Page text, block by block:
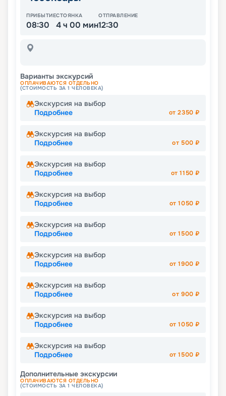
ПРИБЫТИЕ
08:30
СТОЯНКА
4 ч 00 мин
ОТПРАВЛЕНИЕ
12:30
Варианты экскурсий
ОПЛАЧИВАЮТСЯ ОТДЕЛЬНО
(СТОИМОСТЬ ЗА 1 ЧЕЛОВЕКА)
Экскурсия на выбор
Подробнее
от2350 ₽
Экскурсия на выбор
Подробнее
от 500 ₽
Экскурсия на выбор
Подробнее
от1150 ₽
Экскурсия на выбор
Подробнее
от1050 ₽
Экскурсия на выбор
Подробнее
от1500 ₽
Экскурсия на выбор
Подробнее
от1900 ₽
Экскурсия на выбор
Подробнее
от 900 ₽
Экскурсия на выбор
Подробнее
от1050 ₽
Экскурсия на выбор
Подробнее
от1500 ₽
Дополнительные экскурсии
ОПЛАЧИВАЮТСЯ ОТДЕЛЬНО
(СТОИМОСТЬ ЗА 1 ЧЕЛОВЕКА)